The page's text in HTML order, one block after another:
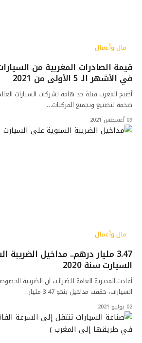
مال وأعمال
في الأشهر الـ 5 الأولى من 2021
أصبح المغرب قبلة جد هامة لشركات السيارات
ضحمة لتصنيع وتجميع المركبات…
09 أغسطس 2021
مال وأعمال
3.47 مليار درهم.. مداخيل
السيارت سنة 2020
أفادت المديرية العامة للضرائب أن الضريبة
السيارات، حققت مداخيل بنحو 3.47 مليار…
02 يوليو 2021